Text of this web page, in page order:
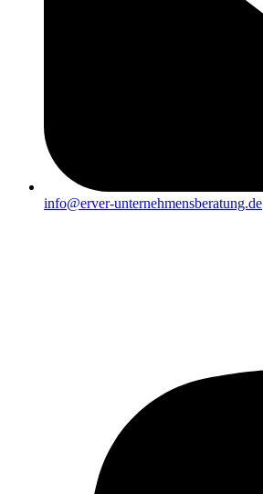
info@erver-unternehmensberatung.de